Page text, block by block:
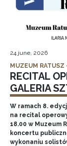
24 june, 2026
MUZEUM
RECITAL
GALERIA
W ramach 8.
na recital
18.00 w Muzeum
koncertu
wykonaniu